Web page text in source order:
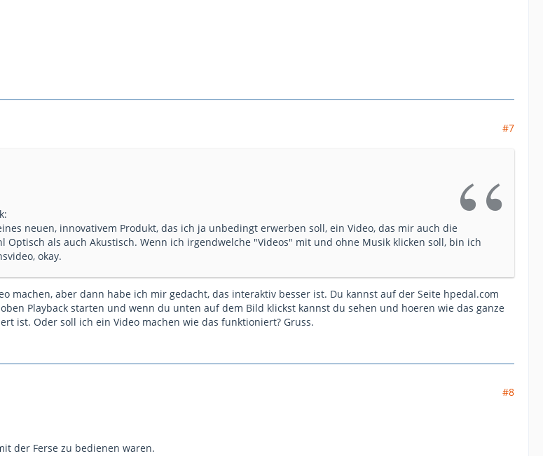
#7
neuen, innovativem Produkt, das ich ja unbedingt erwerben soll, ein Video, das mir auch die
Optisch als auch Akustisch. Wenn ich irgendwelche "Videos" mit und ohne Musik klicken soll, bin ich
okay.
machen, aber dann habe ich mir gedacht, das interaktiv besser ist. Du kannst auf der Seite hpedal.com
Playback starten und wenn du unten auf dem Bild klickst kannst du sehen und hoeren wie das ganze
ist. Oder soll ich ein Video machen wie das funktioniert? Gruss.
#8
der Ferse zu bedienen waren.